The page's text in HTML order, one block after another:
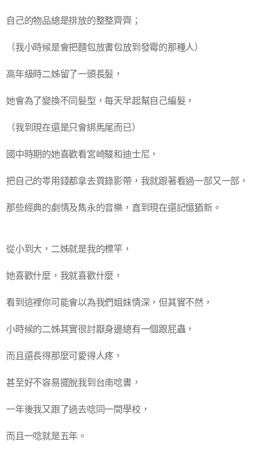
自己的物品總是排放的整整齊齊；
（我小時候是會把麵包放書包放到發霉的那種人）
高年級時二姊留了一頭長髮，
她會為了變換不同髮型，每天早起幫自己編髮，
（我到現在還是只會綁馬尾而已）
國中時期的她喜歡看宮崎駿和迪士尼，
把自己的零用錢都拿去買錄影帶，我就跟著看過一部又一部，
那些經典的劇情及雋永的音樂，直到現在還記憶猶新。
從小到大，二姊就是我的標竿，
她喜歡什麼，我就喜歡什麼，
看到這裡你可能會以為我們姐妹情深，但其實不然，
小時候的二姊其實很討厭身邊總有一個跟屁蟲，
而且還長得那麼可愛得人疼，
甚至好不容易擺脫我到台南唸書，
一年後我又跟了過去唸同一間學校，
而且一唸就是五年。